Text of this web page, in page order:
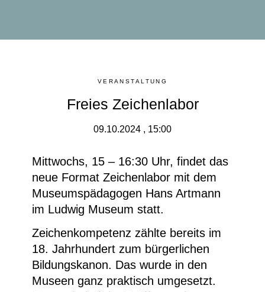
VERANSTALTUNG
Freies Zeichenlabor
09.10.2024 , 15:00
Mittwochs, 15 – 16:30 Uhr, findet das
neue Format Zeichenlabor mit dem
Museumspädagogen Hans Artmann
im Ludwig Museum statt.
Zeichenkompetenz zählte bereits im
18. Jahrhundert zum bürgerlichen
Bildungskanon. Das wurde in den
Museen ganz praktisch umgesetzt.